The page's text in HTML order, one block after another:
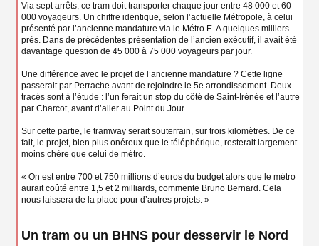
Via sept arrêts, ce tram doit transporter chaque jour entre 48 000 et 60
000 voyageurs. Un chiffre identique, selon l’actuelle Métropole, à celui
présenté par l’ancienne mandature via le Métro E. A quelques milliers
près. Dans de précédentes présentation de l’ancien exécutif, il avait été
davantage question de 45 000 à 75 000 voyageurs par jour.
Une différence avec le projet de l’ancienne mandature ? Cette ligne
passerait par Perrache avant de rejoindre le 5e arrondissement. Deux
tracés sont à l’étude : l’un ferait un stop du côté de Saint-Irénée et l’autre
par Charcot, avant d’aller au Point du Jour.
Sur cette partie, le tramway serait souterrain, sur trois kilomètres. De ce
fait, le projet, bien plus onéreux que le téléphérique, resterait largement
moins chère que celui de métro.
« On est entre 700 et 750 millions d’euros du budget alors que le métro
aurait coûté entre 1,5 et 2 milliards, commente Bruno Bernard. Cela
nous laissera de la place pour d’autres projets. »
Un tram ou un BHNS pour desservir le Nord